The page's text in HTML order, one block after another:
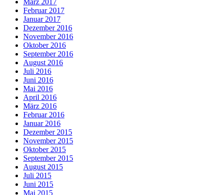
Februar 2017
Januar 2017
Dezember 2016
November 2016
Oktober 2016
September 2016
August 2016
Juli 2016
Juni 2016
Mai 2016
April 2016
März 2016
Februar 2016
Januar 2016
Dezember 2015
November 2015
Oktober 2015
September 2015
August 2015
Juli 2015
Juni 2015
Mai 2015